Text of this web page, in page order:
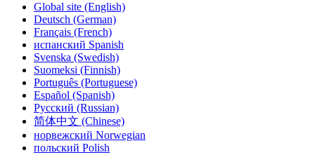
Global site (English)
Deutsch (German)
Français (French)
испанский Spanish
Svenska (Swedish)
Suomeksi (Finnish)
Português (Portuguese)
Español (Spanish)
Русский (Russian)
简体中文 (Chinese)
норвежский Norwegian
польский Polish